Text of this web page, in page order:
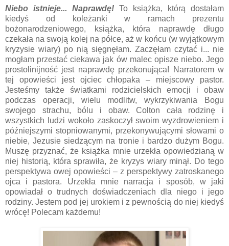
Niebo istnieje... Naprawdę! To książka, którą dostałam
kiedyś od koleżanki w ramach prezentu
bożonarodzeniowego, książka, która naprawdę długo
czekała na swoją kolej na półce, aż w końcu (w wyjątkowym
kryzysie wiary) po nią sięgnęłam. Zaczęłam czytać i... nie
mogłam przestać ciekawa jak ów malec opisze niebo. Jego
prostolinijność jest naprawdę przekonująca! Narratorem w
tej opowieści jest ojciec chłopaka – miejscowy pastor.
Jesteśmy także światkami rodzicielskich emocji i obaw
podczas operacji, wielu modlitw, wykrzykiwania Bogu
swojego strachu, bólu i obaw. Colton cała rodzinę i
wszystkich ludzi wokoło zaskoczył swoim wyzdrowieniem i
późniejszymi stopniowanymi, przekonywującymi słowami o
niebie, Jezusie siedzącym na tronie i bardzo dużym Bogu.
Muszę przyznać, że książka mnie urzekła opowiedzianą w
niej historią, która sprawiła, że kryzys wiary minął. Do tego
perspektywa owej opowieści – z perspektywy zatroskanego
ojca i pastora. Urzekła mnie narracja i sposób, w jaki
opowiadał o trudnych doświadczeniach dla niego i jego
rodziny. Jestem pod jej urokiem i z pewnością do niej kiedyś
wrócę! Polecam każdemu!